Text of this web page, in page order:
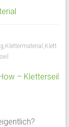
, Klettermaterial , Klett